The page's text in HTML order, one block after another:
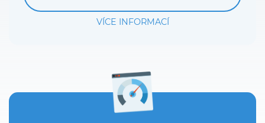
VÍCE INFORMACÍ